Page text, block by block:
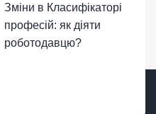
Зміни в Класифікаторі
професій: як діяти
роботодавцю?